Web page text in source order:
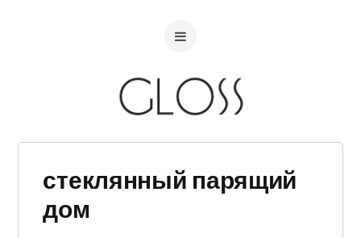
стеклянный парящий
дом